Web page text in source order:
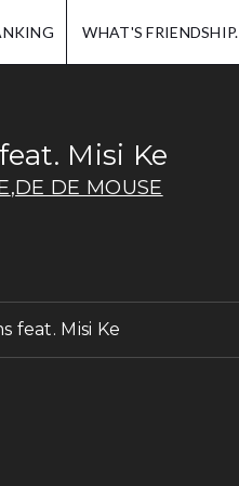
WHAT'S FRIENDSHIP.
Misi Ke
,DE DE MOUSE
feat. Misi Ke